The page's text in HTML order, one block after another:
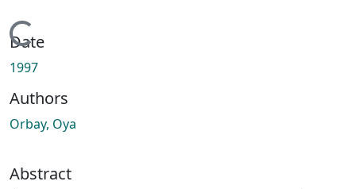
Loading...
Date
1997
Authors
Orbay, Oya
Abstract